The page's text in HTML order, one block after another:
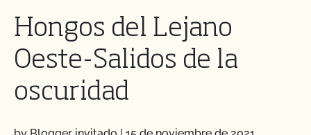
Hongos del Lejano
Oeste-Salidos de la
oscuridad